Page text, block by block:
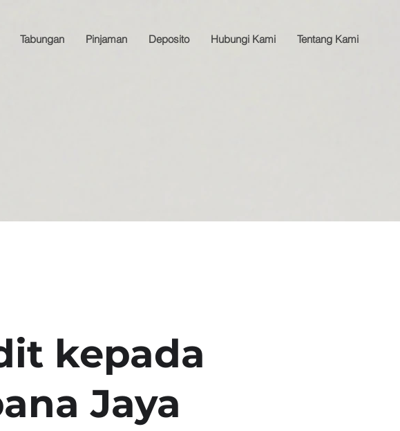
Tabungan Pinjaman Deposito Hubungi Kami Tentang Kami
kepada
Jaya